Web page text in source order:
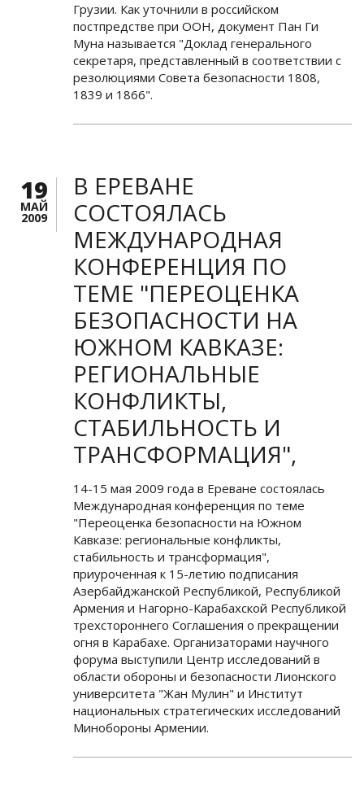
Грузии. Как уточнили в российском
постпредстве при ООН, документ Пан Ги
Муна называется "Доклад генерального
секретаря, представленный в соответствии с
резолюциями Совета безопасности 1808,
1839 и 1866".
19
МАЙ
2009
В ЕРЕВАНЕ
СОСТОЯЛАСЬ
МЕЖДУНАРОДНАЯ
КОНФЕРЕНЦИЯ ПО
ТЕМЕ "ПЕРЕОЦЕНКА
БЕЗОПАСНОСТИ НА
ЮЖНОМ КАВКАЗЕ:
РЕГИОНАЛЬНЫЕ
КОНФЛИКТЫ,
СТАБИЛЬНОСТЬ И
ТРАНСФОРМАЦИЯ",
14-15 мая 2009 года в Ереване состоялась
Международная конференция по теме
"Переоценка безопасности на Южном
Кавказе: региональные конфликты,
стабильность и трансформация",
приуроченная к 15-летию подписания
Азербайджанской Республикой, Республикой
Армения и Нагорно-Карабахской Республикой
трехстороннего Соглашения о прекращении
огня в Карабахе. Организаторами научного
форума выступили Центр исследований в
области обороны и безопасности Лионского
университета "Жан Мулин" и Институт
национальных стратегических исследований
Минобороны Армении.